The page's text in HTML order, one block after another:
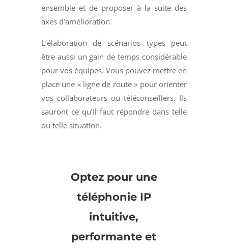
ensemble et de proposer à la suite des
axes d’amélioration.
L’élaboration de scénarios types peut
être aussi un gain de temps considérable
pour vos équipes. Vous pouvez mettre en
place une « ligne de route » pour orienter
vos collaborateurs ou téléconseillers. Ils
sauront ce qu’il faut répondre dans telle
ou telle situation.
Optez pour une
téléphonie IP
intuitive,
performante et